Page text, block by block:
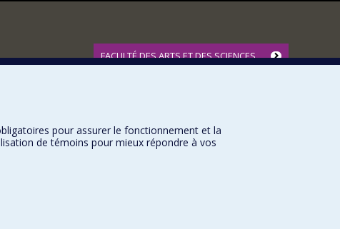
FACULTÉ DES ARTS ET DES SCIENCES
pour assurer le fonctionnement et la
de témoins pour mieux répondre à vos